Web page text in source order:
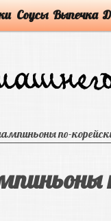
Соусы Выпечка
по-